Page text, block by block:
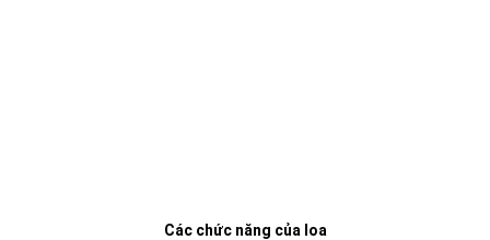
Các chức năng của loa